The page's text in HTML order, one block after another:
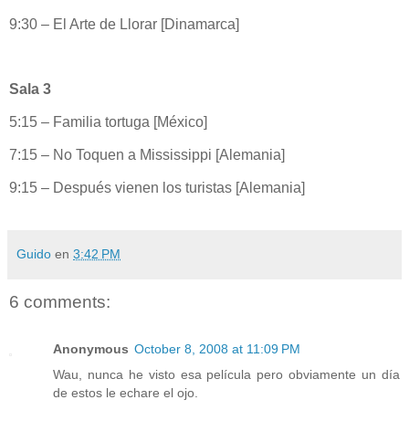
9:30 – El Arte de Llorar [Dinamarca]
Sala 3
5:15 – Familia tortuga [México]
7:15 – No Toquen a Mississippi [Alemania]
9:15 – Después vienen los turistas [Alemania]
Guido en 3:42 PM
6 comments:
Anonymous October 8, 2008 at 11:09 PM
Wau, nunca he visto esa película pero obviamente un día
de estos le echare el ojo.